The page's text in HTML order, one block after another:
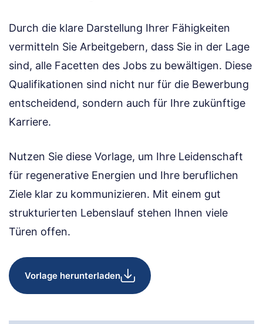
Durch die klare Darstellung Ihrer Fähigkeiten
vermitteln Sie Arbeitgebern, dass Sie in der Lage
sind, alle Facetten des Jobs zu bewältigen. Diese
Qualifikationen sind nicht nur für die Bewerbung
entscheidend, sondern auch für Ihre zukünftige
Karriere.
Nutzen Sie diese Vorlage, um Ihre Leidenschaft
für regenerative Energien und Ihre beruflichen
Ziele klar zu kommunizieren. Mit einem gut
strukturierten Lebenslauf stehen Ihnen viele
Türen offen.
Vorlage herunterladen